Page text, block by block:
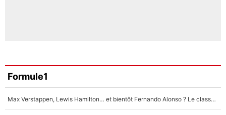
Formule1
Max Verstappen, Lewis Hamilton… et bientôt Fernando Alonso ? Le classement des pilotes les mieux payés en Formule 1 risque de changer !